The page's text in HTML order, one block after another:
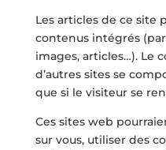
Les articles de ce site
contenus intégrés
images, articles…). Le
d’autres sites se
que si le visiteur se
Ces sites web
sur vous, utiliser des